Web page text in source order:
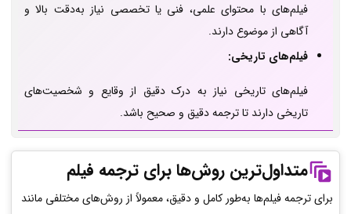
فیلم‌های با محتوای علمی، فنی یا تخصصی نیاز به‌دقت بالا و
آگاهی از موضوع دارند.
فیلم‌های تاریخی:
فیلم‌های تاریخی نیاز به درک دقیق از وقایع و شخصیت‌های
تاریخی دارند تا ترجمه دقیق و صحیح باشد.
متداول‌ترین روش‌ها برای ترجمه فیلم‌
برای ترجمه فیلم‌ها به‌طور کامل و دقیق، معمولاً از روش‌های مختلفی مانند